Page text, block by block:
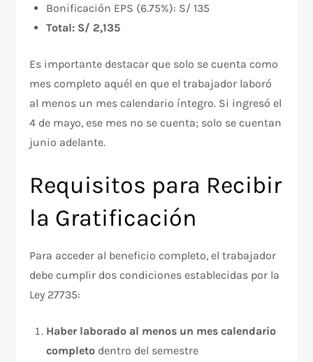
Bonificación EPS (6.75%): S/ 135
Total: S/ 2,135
Es importante destacar que solo se cuenta como
mes completo aquél en que el trabajador laboró
al menos un mes calendario íntegro. Si ingresó el
4 de mayo, ese mes no se cuenta; solo se cuentan
junio adelante.​
Requisitos para Recibir
la Gratificación
Para acceder al beneficio completo, el trabajador
debe cumplir dos condiciones establecidas por la
Ley 27735:​
Haber laborado al menos un mes calendario
completo dentro del semestre